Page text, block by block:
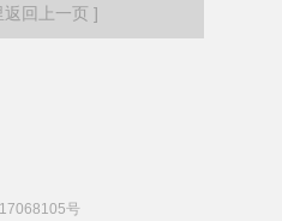
返回上一页 ]
号